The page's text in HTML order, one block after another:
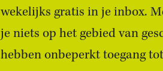
wekelijks gratis in je inbox.
je niets op het gebied van
hebben onbeperkt toegang